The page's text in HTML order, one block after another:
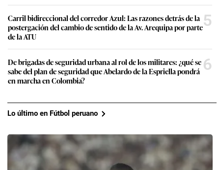
Carril bidireccional del corredor Azul: Las razones detrás de la
postergación del cambio de sentido de la Av. Arequipa por parte
de la ATU
5
De brigadas de seguridad urbana al rol de los militares: ¿qué se
sabe del plan de seguridad que Abelardo de la Espriella pondrá
en marcha en Colombia?
6
Lo último en Fútbol peruano